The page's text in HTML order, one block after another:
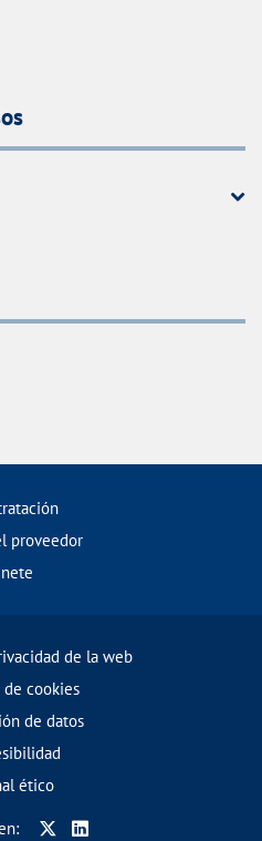
proveedor
de la web
de cookies
de datos
ético